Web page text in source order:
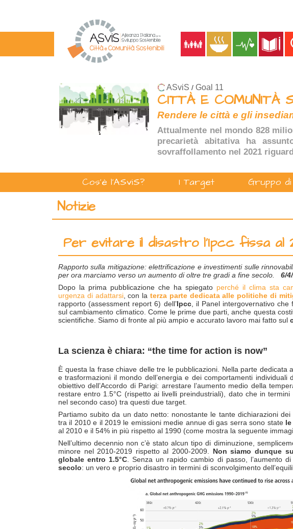
ASviS / Goal 11
CITTÀ E COMUNITÀ
Rendere le città e gli
Attualmente nel mondo 828
precarietà abitativa ha
sovraffollamento nel 2021
Cos'è l'ASviS? I Target Gruppo
Notizie
Per evitare il disastro l’Ipcc fissa al
Rapporto sulla mitigazione: elettrificazione e investimenti sulle
per ora marciamo verso un aumento di oltre tre gradi a fine secolo. 6/
Dopo la prima pubblicazione che ha spiegato perché il clima sta
urgenza di adattarsi, con laterza parte dedicata alle politiche di
rapporto (assessment report 6) dell’Ipcc, il Panel intergovernativo che
sul cambiamento climatico. Come le prime due parti, anche questa
scientifiche. Siamo di fronte al più ampio e accurato lavoro mai fatto sul
La scienza è chiara: “the time for action is now”
È questa la frase chiave delle tre le pubblicazioni. Nella parte dedicata
e trasformazioni il mondo dell’energia e dei comportamenti
obiettivo dell’Accordo di Parigi: arrestare l’aumento medio della
restare entro 1.5°C (rispetto ai livelli preindustriali), dato che in
nel secondo caso) tra questi due target.
Partiamo subito da un dato netto: nonostante le tante dichiarazioni
tra il 2010 e il 2019 le emissioni medie annue di gas serra sono statele
al 2010 e il 54% in più rispetto al 1990 (come mostra la seguente
Nell’ultimo decennio non c’è stato alcun tipo di diminuzione,
minore nel 2010-2019 rispetto al 2000-2009. Non siamo dunque
globale entro 1.5°C . Senza un rapido cambio di passo, l’aumento
secolo: un vero e proprio disastro in termini di sconvolgimento